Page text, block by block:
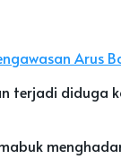
Arus
terjadi